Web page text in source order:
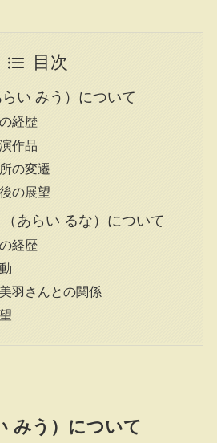
目次
い みう）について
経歴
作品
の変遷
の展望
あらい るな）について
経歴
羽さんとの関係
みう）について